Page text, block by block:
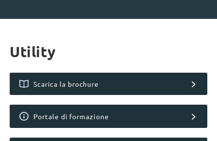
Utility
Scarica la brochure
Portale di formazione